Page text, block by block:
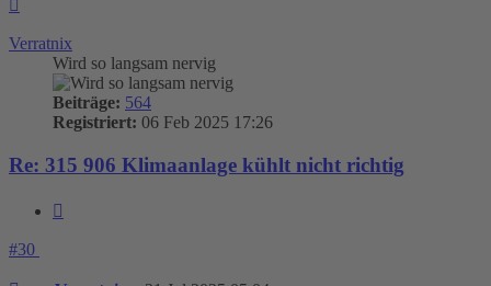
Verratnix
Wird so langsam nervig
Beiträge: 564
Registriert: 06 Feb 2025 17:26
Re: 315 906 Klimaanlage kühlt nicht richtig
#30